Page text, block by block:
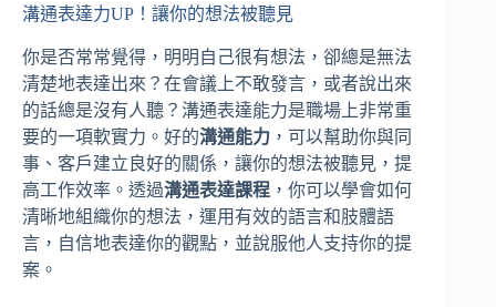
溝通表達力UP！讓你的想法被聽見
你是否常常覺得，明明自己很有想法，卻總是無法
清楚地表達出來？在會議上不敢發言，或者說出來
的話總是沒有人聽？溝通表達能力是職場上非常重
要的一項軟實力。好的溝通能力 ，可以幫助你與同
事、客戶建立良好的關係，讓你的想法被聽見，提
高工作效率。透過溝通表達課程 ，你可以學會如何
清晰地組織你的想法，運用有效的語言和肢體語
言，自信地表達你的觀點，並說服他人支持你的提
案。